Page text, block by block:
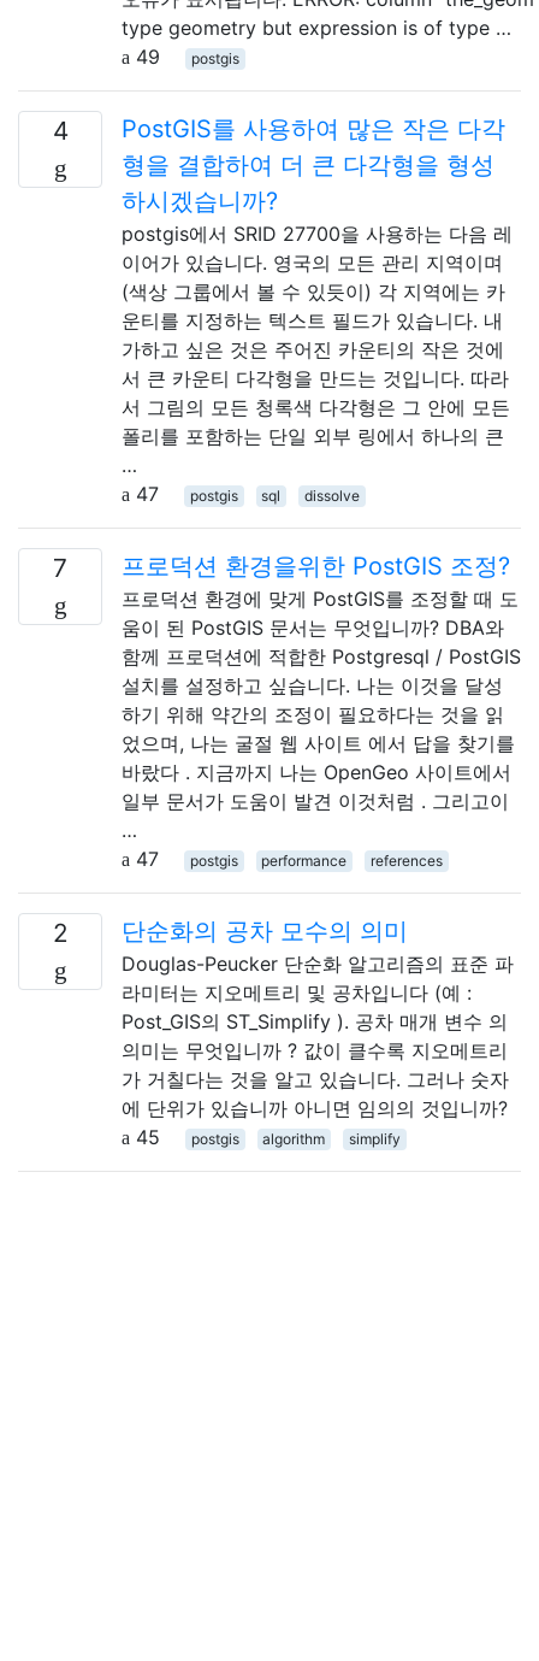
type geometry but expression is of type …
49
postgis
4
PostGIS를 사용하여 많은 작은 다각
형을 결합하여 더 큰 다각형을 형성
하시겠습니까?
postgis에서 SRID 27700을 사용하는 다음 레
이어가 있습니다. 영국의 모든 관리 지역이며
(색상 그룹에서 볼 수 있듯이) 각 지역에는 카
운티를 지정하는 텍스트 필드가 있습니다. 내
가하고 싶은 것은 주어진 카운티의 작은 것에
서 큰 카운티 다각형을 만드는 것입니다. 따라
서 그림의 모든 청록색 다각형은 그 안에 모든
폴리를 포함하는 단일 외부 링에서 하나의 큰
…
47
postgis sql dissolve
7 프로덕션 환경을위한 PostGIS 조정?
프로덕션 환경에 맞게 PostGIS를 조정할 때 도
움이 된 PostGIS 문서는 무엇입니까? DBA와
함께 프로덕션에 적합한 Postgresql / PostGIS
설치를 설정하고 싶습니다. 나는 이것을 달성
하기 위해 약간의 조정이 필요하다는 것을 읽
었으며, 나는 굴절 웹 사이트 에서 답을 찾기를
바랐다 . 지금까지 나는 OpenGeo 사이트에서
일부 문서가 도움이 발견 이것처럼 . 그리고이
…
47
postgis performance references
2 단순화의 공차 모수의 의미
Douglas-Peucker 단순화 알고리즘의 표준 파
라미터는 지오메트리 및 공차입니다 (예 :
Post_GIS의 ST_Simplify ). 공차 매개 변수 의
의미는 무엇입니까 ? 값이 클수록 지오메트리
가 거칠다는 것을 알고 있습니다. 그러나 숫자
에 단위가 있습니까 아니면 임의의 것입니까?
45
postgis algorithm simplify